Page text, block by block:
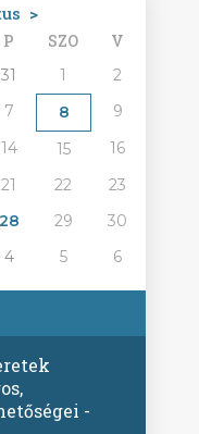
>
P SZO V
31 1
2
7 8
9
14 15
16
21 22
23
28 29
30
4 5 6
-